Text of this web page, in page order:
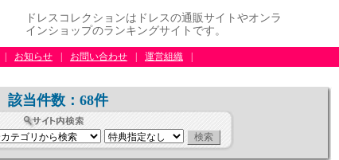
ドレスコレクションはドレスの通販サイトやオンラ
インショップのランキングサイトです。
お知らせ お問い合わせ 運営組織
該当件数：68件